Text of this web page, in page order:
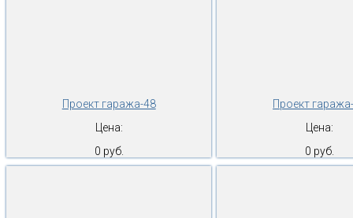
Проект гаража-48
Цена:
0 руб.
Проект
Цена:
0 руб.